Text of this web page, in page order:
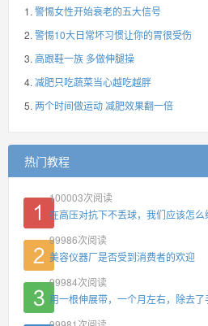
警惕女性开始衰老的五大信号
警惕10大日常坏习惯让你的胃很受伤
高跟鞋一族 多做伸腿操
减肥只吃蔬菜当心越吃越胖
两个时间做运动 减肥效果翻一倍
热门教程
100003次阅读
在高压对抗下不丢球，我们应该怎么
99986次阅读
美容仪器厂是否受到消费者的欢迎
99984次阅读
用一根伸展带，一个月左右，除去